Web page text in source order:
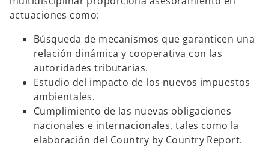
actuaciones como:
Búsqueda de mecanismos que garanticen una
relación dinámica y cooperativa con las
autoridades tributarias.
Estudio del impacto de los nuevos impuestos
ambientales.
Cumplimiento de las nuevas obligaciones
nacionales e internacionales, tales como la
elaboración del Country by Country Report.